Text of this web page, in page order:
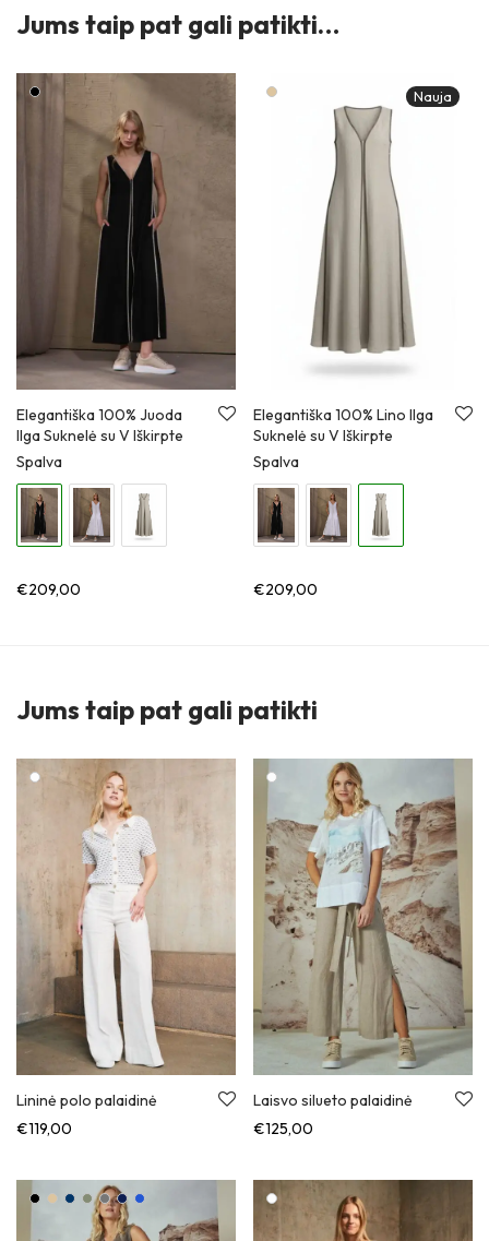
Jums taip pat gali patikti…
Elegantiška 100% Juoda
Ilga Suknelė su V Iškirpte
Spalva
€209,00
Nauja
Elegantiška 100% Lino Ilga
Suknelė su V Iškirpte
Spalva
€209,00
Jums taip pat gali patikti
Lininė polo palaidinė
€119,00
Laisvo silueto palaidinė
€125,00